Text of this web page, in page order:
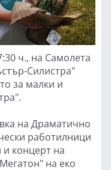
ч., на Самолета
Силистра"
за малки и
на Драматично
работилници
и концерт на
на еко